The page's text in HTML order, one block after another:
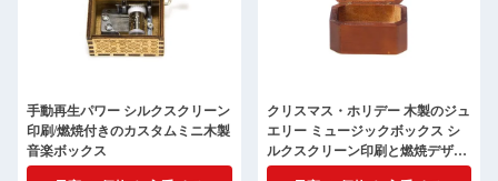
手動再生パワー シルクスクリーン
印刷/燃焼付きのカスタムミニ木製
音楽ボックス
クリスマス・ホリデー 木製のジュ
エリー ミュージックボックス シ
ルクスクリーン印刷と燃焼デザイ
ン